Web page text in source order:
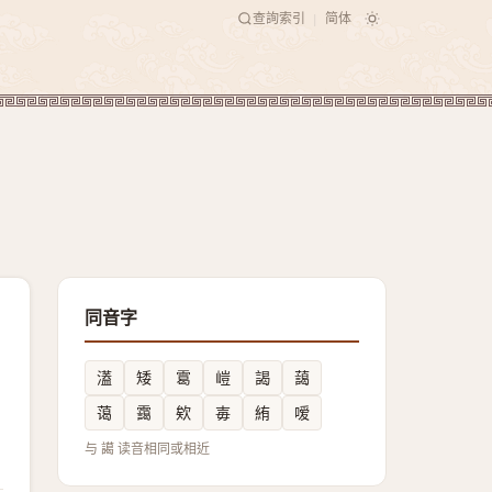
查詢索引 简体
同音字
濭 矮 䨠 嵦 謁
藹
蔼
靄 欸 毐 絠 嗳
与 譪 读音相同或相近